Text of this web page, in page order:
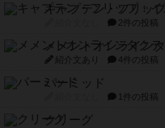
キャプテン・フリッ
2件の投稿
メメントオンライン
紹介文あり 4件の投稿
パーミッド
1件の投稿
クリーグ